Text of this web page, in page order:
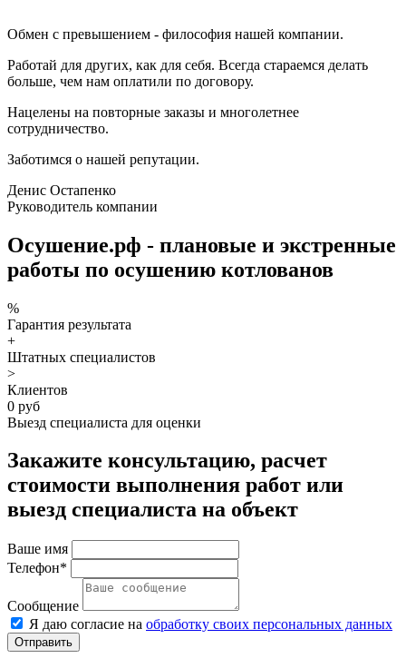
Обмен с превышением - философия нашей компании.
Работай для других, как для себя. Всегда стараемся делать
больше, чем нам оплатили по договору.
Нацелены на повторные заказы и многолетнее
сотрудничество.
Заботимся о нашей репутации.
Денис Остапенко
Руководитель компании
Осушение.рф - плановые и экстренные
работы по осушению котлованов
%
Гарантия результата
+
Штатных специалистов
>
Клиентов
0 руб
Выезд специалиста для оценки
Закажите консультацию, расчет
стоимости выполнения работ или
выезд специалиста на объект
Ваше имя
Телефон*
Сообщение
Я даю согласие на обработку своих персональных данных
Отправить